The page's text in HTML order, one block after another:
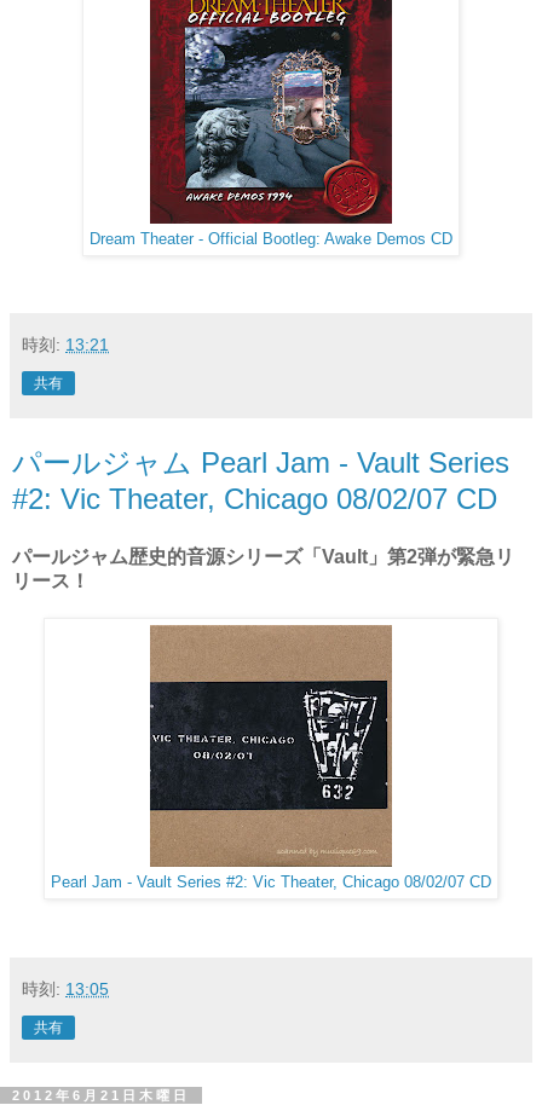
Dream Theater - Official Bootleg: Awake Demos CD
時刻: 13:21
共有
パールジャム Pearl Jam - Vault Series
#2: Vic Theater, Chicago 08/02/07 CD
パールジャム歴史的音源シリーズ「Vault」第2弾が緊急リ
リース！
Pearl Jam - Vault Series #2: Vic Theater, Chicago 08/02/07 CD
時刻: 13:05
共有
2012年6月21日木曜日